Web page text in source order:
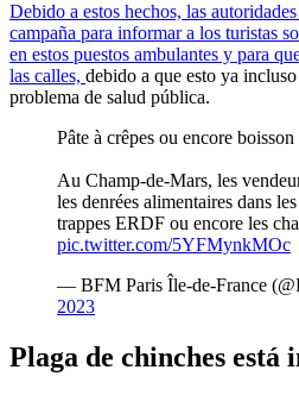
Debido a estos hechos, las
campaña para informar a los turistas
en estos puestos ambulantes y para
las calles, debido a que esto ya
problema de salud pública.
Pâte à crêpes ou encore boisson
Au Champ-de-Mars, les
les denrées alimentaires dans
trappes ERDF ou encore les
pic.twitter.com/5YFMynkMOc
— BFM Paris Île-de-France
2023
Plaga de chinches está